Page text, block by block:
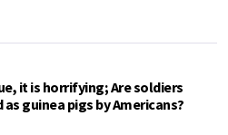
it is horrifying; Are soldiers
as guinea pigs by Americans?